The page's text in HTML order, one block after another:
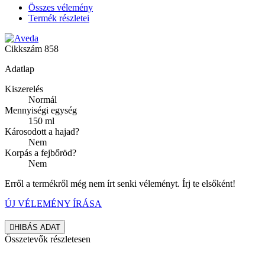
Összes vélemény
Termék részletei
Cikkszám 858
Adatlap
Kiszerelés
Normál
Mennyiségi egység
150 ml
Károsodott a hajad?
Nem
Korpás a fejbőröd?
Nem
Erről a termékről még nem írt senki véleményt. Írj te elsőként!
ÚJ VÉLEMÉNY ÍRÁSA
HIBÁS ADAT
Összetevők részletesen